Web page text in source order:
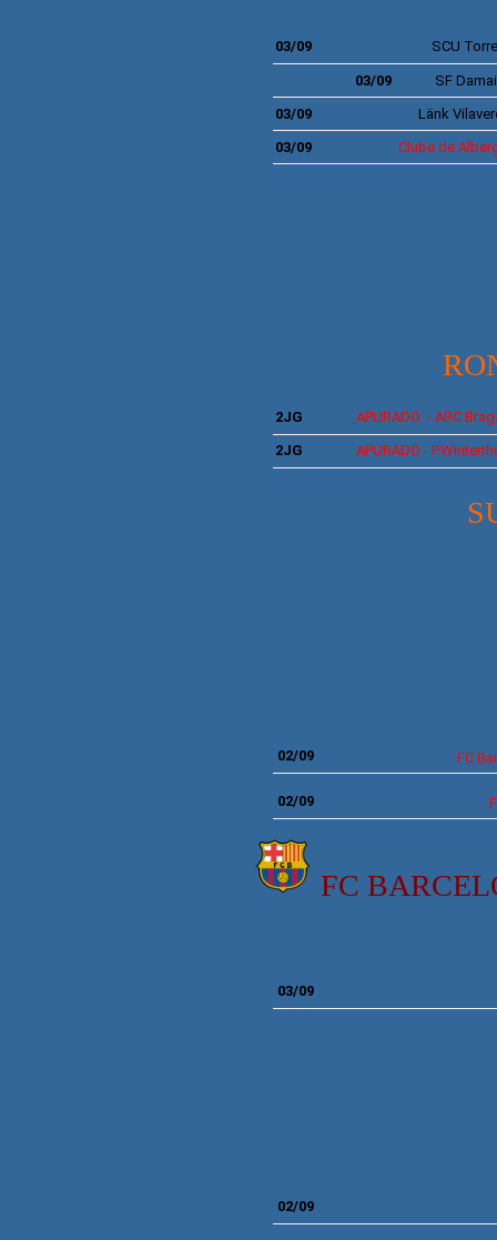
03/09 SCU
03/09 SF
03/09
Länk
03/09
Clube de
2JG APURADO - ABC
2JG
APURADO -
02/09 FC
02/09
FC
03/09
02/09